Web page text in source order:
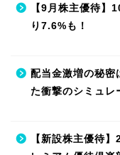
【9月株主優待】
り7.6%も！
配当金激増の秘密
た衝撃のシミュレ
【新設株主優待